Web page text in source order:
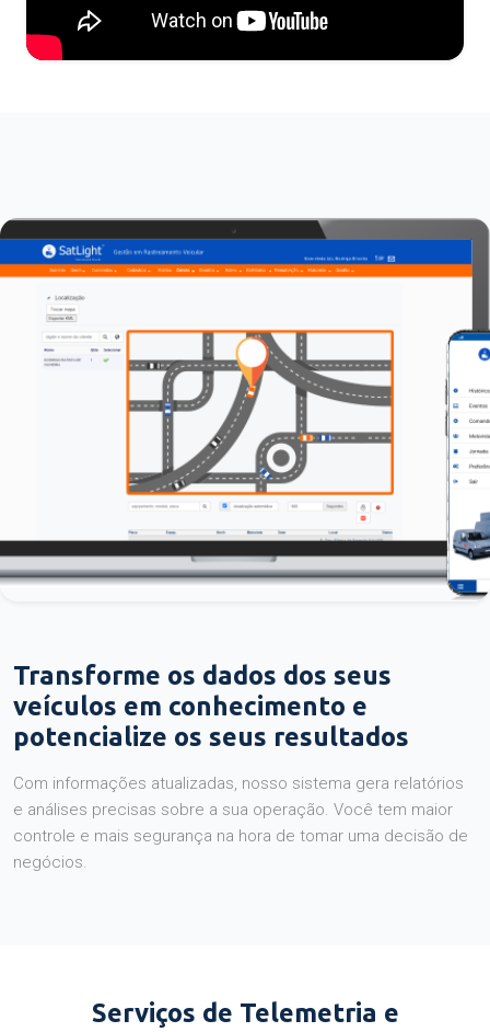
Transforme os dados dos seus
veículos em conhecimento e
potencialize os seus resultados
Com informações atualizadas, nosso sistema gera relatórios
e análises precisas sobre a sua operação. Você tem maior
controle e mais segurança na hora de tomar uma decisão de
negócios.
Serviços de Telemetria e